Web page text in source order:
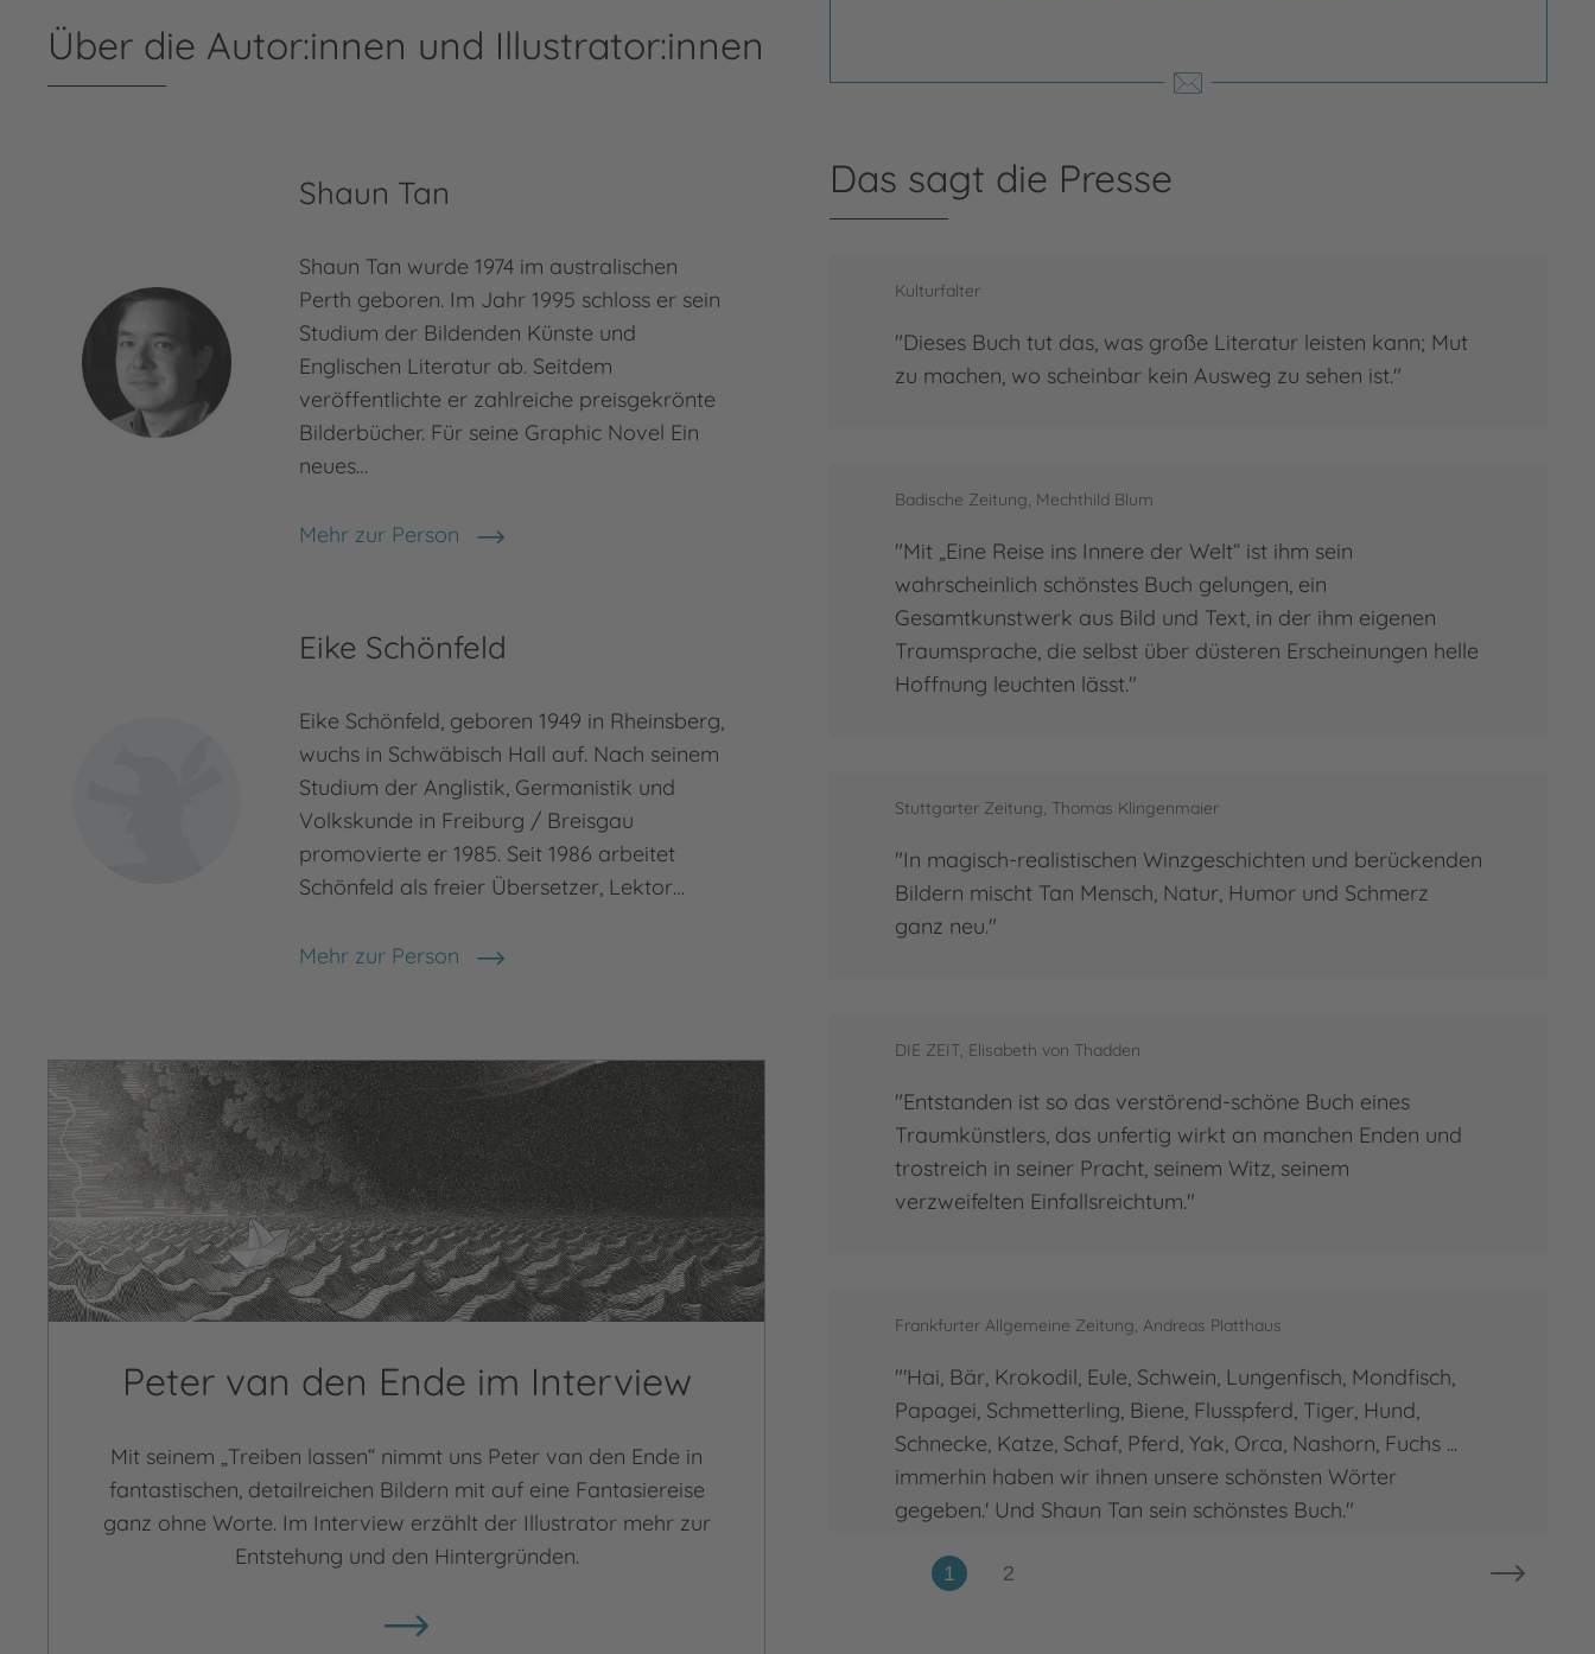
Über die Autor:innen und Illustrator:innen
Shaun Tan
Shaun Tan wurde 1974 im australischen
Perth geboren. Im Jahr 1995 schloss er sein
Studium der Bildenden Künste und
Englischen Literatur ab. Seitdem
veröffentlichte er zahlreiche preisgekrönte
Bilderbücher. Für seine Graphic Novel Ein
neues…
Mehr zur Person
Shaun Tan
Eike Schönfeld
Eike Schönfeld, geboren 1949 in Rheinsberg,
wuchs in Schwäbisch Hall auf. Nach seinem
Studium der Anglistik, Germanistik und
Volkskunde in Freiburg / Breisgau
promovierte er 1985. Seit 1986 arbeitet
Schönfeld als freier Übersetzer, Lektor…
Mehr zur Person
Eike Schönfeld
Das sagt die Presse
Kulturfalter
"Dieses Buch tut das, was große Literatur leisten kann; Mut
zu machen, wo scheinbar kein Ausweg zu sehen ist."
Badische Zeitung, Mechthild Blum
"Mit „Eine Reise ins Innere der Welt“ ist ihm sein
wahrscheinlich schönstes Buch gelungen, ein
Gesamtkunstwerk aus Bild und Text, in der ihm eigenen
Traumsprache, die selbst über düsteren Erscheinungen helle
Hoffnung leuchten lässt."
Stuttgarter Zeitung, Thomas Klingenmaier
"In magisch-realistischen Winzgeschichten und berückenden
Bildern mischt Tan Mensch, Natur, Humor und Schmerz
ganz neu."
DIE ZEIT, Elisabeth von Thadden
"Entstanden ist so das verstörend-schöne Buch eines
Traumkünstlers, das unfertig wirkt an manchen Enden und
trostreich in seiner Pracht, seinem Witz, seinem
verzweifelten Einfallsreichtum."
Frankfurter Allgemeine Zeitung, Andreas Platthaus
"'Hai, Bär, Krokodil, Eule, Schwein, Lungenfisch, Mondfisch,
Papagei, Schmetterling, Biene, Flusspferd, Tiger, Hund,
Schnecke, Katze, Schaf, Pferd, Yak, Orca, Nashorn, Fuchs ...
immerhin haben wir ihnen unsere schönsten Wörter
gegeben.' Und Shaun Tan sein schönstes Buch."
Peter van den Ende im Interview
Mit seinem „Treiben lassen“ nimmt uns Peter van den Ende in
fantastischen, detailreichen Bildern mit auf eine Fantasiereise
ganz ohne Worte. Im Interview erzählt der Illustrator mehr zur
Entstehung und den Hintergründen.